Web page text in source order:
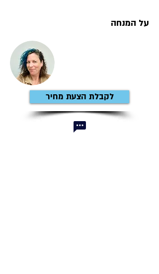
על המנחה
לקבלת הצעת מחיר